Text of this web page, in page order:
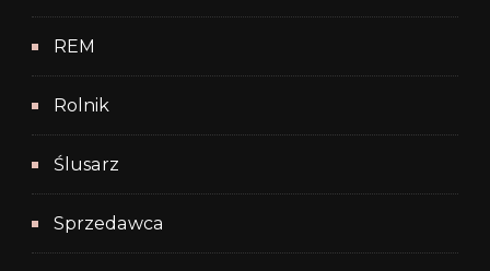
REM
Rolnik
Ślusarz
Sprzedawca